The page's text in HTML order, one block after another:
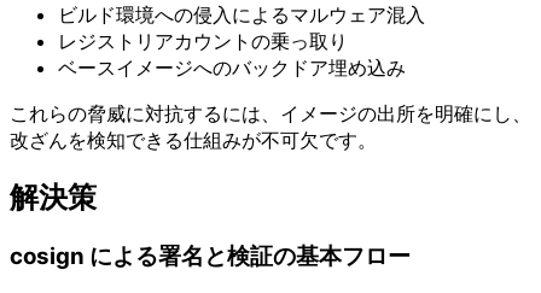
ビルド環境への侵入によるマルウェア混入
レジストリアカウントの乗っ取り
ベースイメージへのバックドア埋め込み
これらの脅威に対抗するには、イメージの出所を明確にし、
改ざんを検知できる仕組みが不可欠です。
解決策
cosign による署名と検証の基本フロー